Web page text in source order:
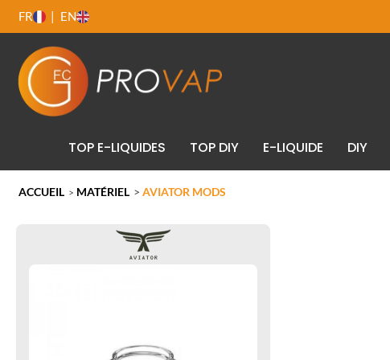
FR EN
TOP E-LIQUIDES TOP DIY E-LIQUIDE DIY
ACCUEIL > MATÉRIEL > AVIATOR MODS